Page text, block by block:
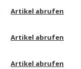
Artikel abrufen
Artikel abrufen
Artikel abrufen